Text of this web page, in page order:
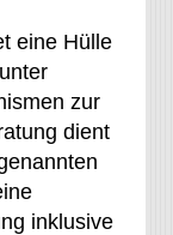
eine Hülle
zur
dient
inklusive